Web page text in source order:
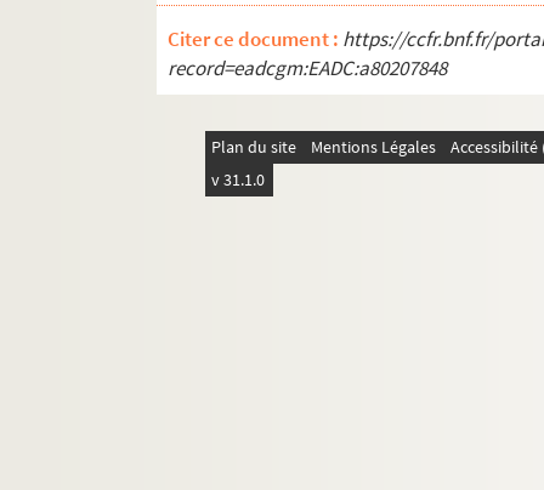
Citer ce document : https://ccfr.bnf.fr/
record=eadcgm:EADC:a80207848
Plan du site Mentions Légales
v 31.1.0